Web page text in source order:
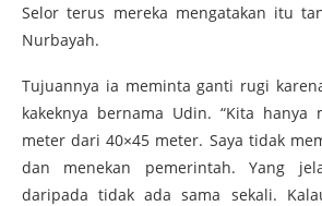
Selor terus mereka mengatakan itu
Nurbayah.
Tujuannya ia meminta ganti rugi
kakeknya bernama Udin. “Kita
meter dari 40×45 meter. Saya tidak
dan menekan pemerintah. Yang
daripada tidak ada sama sekali.